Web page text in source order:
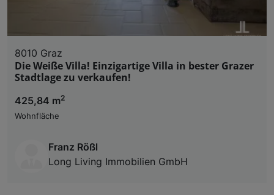
8010 Graz
Die Weiße Villa! Einzigartige Villa in bester Grazer
Stadtlage zu verkaufen!
425,84 m2
Wohnfläche
Franz Rößl
Long Living Immobilien GmbH